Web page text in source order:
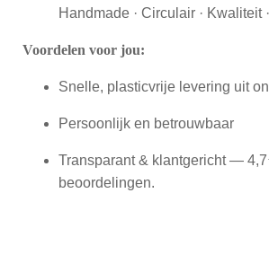
Handmade · Circulair · Kwaliteit
Voordelen voor jou:
Snelle, plasticvrije levering uit
Persoonlijk en betrouwbaar
Transparant & klantgericht —
beoordelingen.